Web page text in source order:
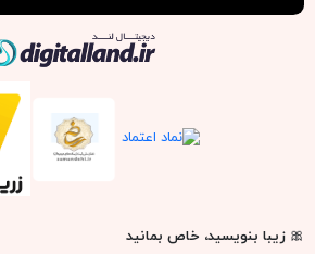
🎀زیبا بنویسید، خاص بمانید